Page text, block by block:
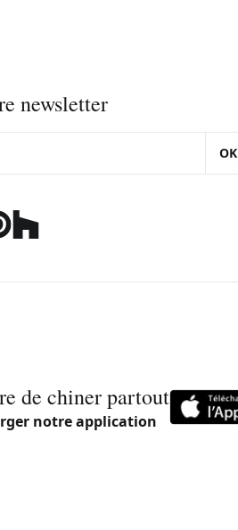
newsletter
OK
de chiner partout
notre application